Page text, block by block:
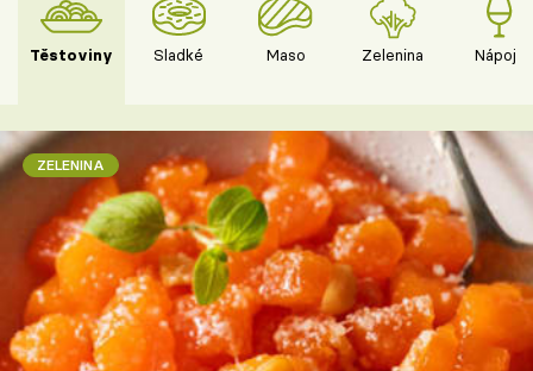
Těstoviny Sladké Maso Zelenina Nápoje
ZELENINA